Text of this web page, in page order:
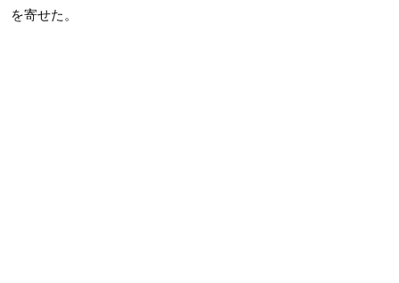
を寄せた。